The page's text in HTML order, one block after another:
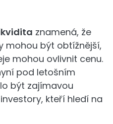
znamená, že
mohou být obtížnější,
mohou ovlivnit cenu.
pod letošním
být zajímavou
kteří hledí na